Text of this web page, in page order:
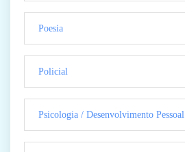
Poesia
Policial
Psicologia / Desenvolvimento Pessoal